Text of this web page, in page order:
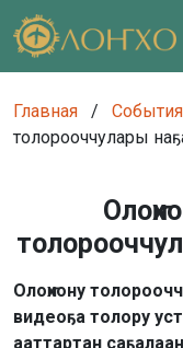
Главная / События
толорооччулары
Олоҥхону
видеоҕа толору
ааттартан